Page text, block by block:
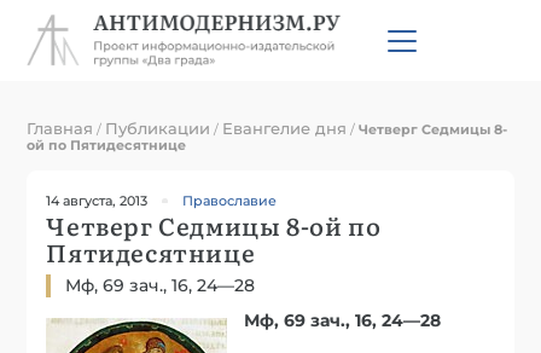
Главная / Публикации / Евангелие дня /Четверг Седмицы 8-
ой по Пятидесятнице
14 августа, 2013 Православие
Четверг Седмицы 8-ой по
Пятидесятнице
Мф, 69 зач., 16, 24—28
Мф, 69 зач., 16, 24—28